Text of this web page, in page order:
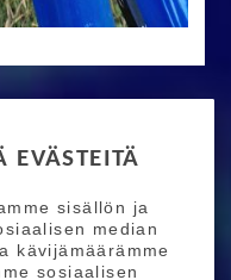
EVÄSTEITÄ
sisällön ja
median
kävijämäärämme
sosiaalisen
pyörähuolto